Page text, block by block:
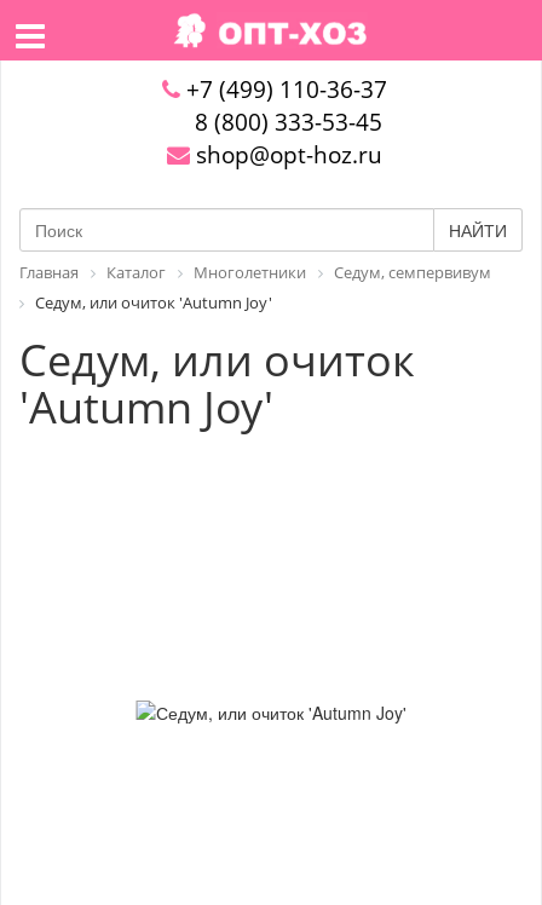
+7 (499) 110-36-37
8 (800) 333-53-45
shop@opt-hoz.ru
НАЙТИ
Главная Каталог Многолетники
Седум, семпервивум
Седум, или очиток 'Autumn Joy'
Седум, или очиток
'Autumn Joy'